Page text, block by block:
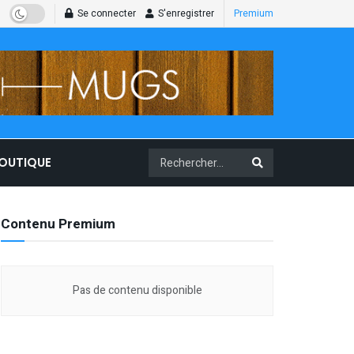
Se connecter S'enregistrer Premium
Contenu Premium
Pas de contenu disponible